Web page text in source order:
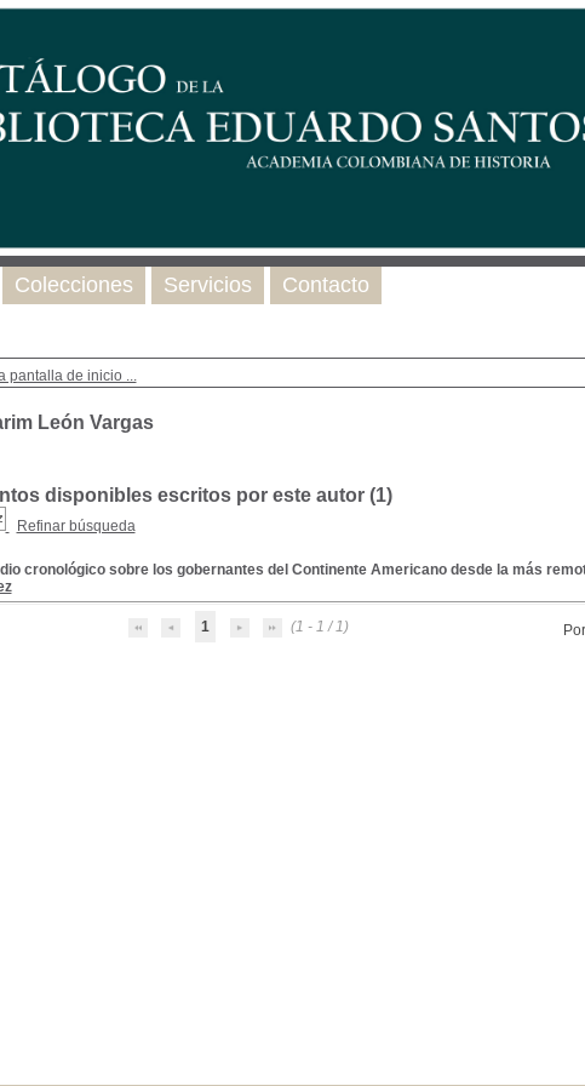
pantalla de inicio ...
León Vargas
disponibles escritos por este autor (1)
Refinar búsqueda
cronológico sobre los gobernantes del Continente Americano desde la más
1 (1 - 1 / 1)
Colecciones Servicios Contacto